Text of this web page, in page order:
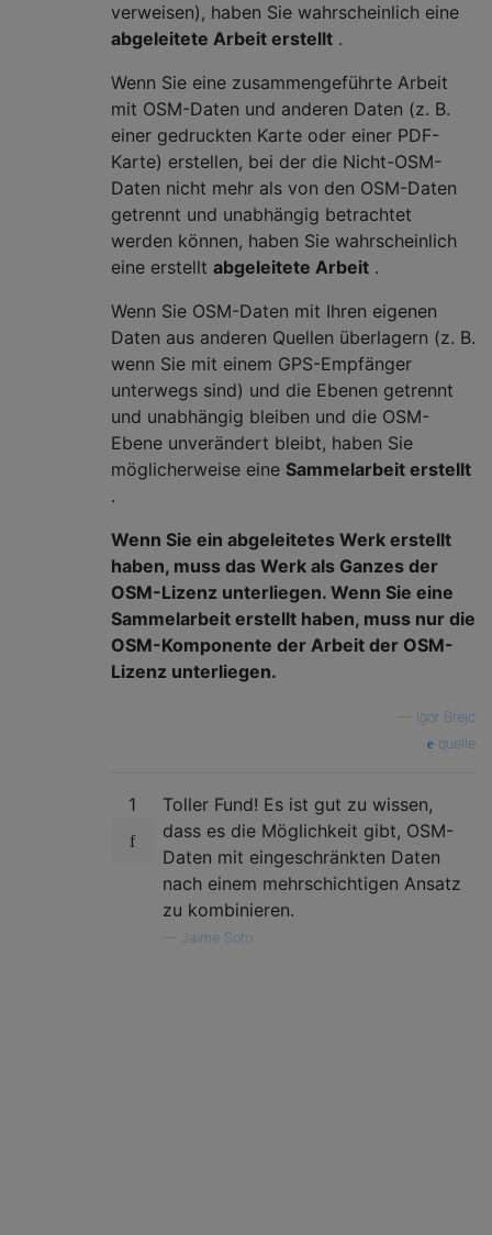
verweisen), haben Sie wahrscheinlich eine
abgeleitete Arbeit erstellt .
Wenn Sie eine zusammengeführte Arbeit
mit OSM-Daten und anderen Daten (z. B.
einer gedruckten Karte oder einer PDF-
Karte) erstellen, bei der die Nicht-OSM-
Daten nicht mehr als von den OSM-Daten
getrennt und unabhängig betrachtet
werden können, haben Sie wahrscheinlich
eine erstellt abgeleitete Arbeit .
Wenn Sie OSM-Daten mit Ihren eigenen
Daten aus anderen Quellen überlagern (z. B.
wenn Sie mit einem GPS-Empfänger
unterwegs sind) und die Ebenen getrennt
und unabhängig bleiben und die OSM-
Ebene unverändert bleibt, haben Sie
möglicherweise eine Sammelarbeit erstellt
.
Wenn Sie ein abgeleitetes Werk erstellt
haben, muss das Werk als Ganzes der
OSM-Lizenz unterliegen. Wenn Sie eine
Sammelarbeit erstellt haben, muss nur die
OSM-Komponente der Arbeit der OSM-
Lizenz unterliegen.
Igor Brejc
quelle
1
Toller Fund! Es ist gut zu wissen,
dass es die Möglichkeit gibt, OSM-
Daten mit eingeschränkten Daten
nach einem mehrschichtigen Ansatz
zu kombinieren.
Jaime Soto